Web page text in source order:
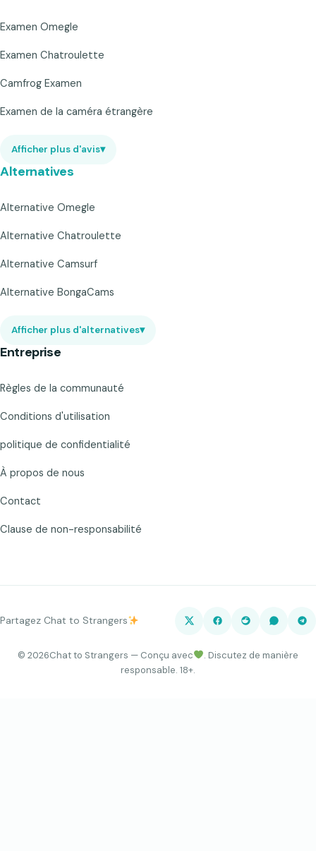
Examen Omegle
Examen Chatroulette
Camfrog Examen
Examen de la caméra étrangère
Afficher plus d'avis▾
Alternatives
Alternative Omegle
Alternative Chatroulette
Alternative Camsurf
Alternative BongaCams
Afficher plus d'alternatives▾
Entreprise
Règles de la communauté
Conditions d'utilisation
politique de confidentialité
À propos de nous
Contact
Clause de non-responsabilité
Partagez Chat to Strangers
©2026Chat to Strangers — Conçu avec
. Discutez de manière
responsable. 18+.